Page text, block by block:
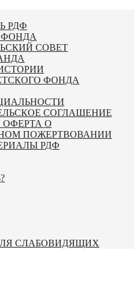
РДФ
ФОНДА
СОВЕТ
ФОНДА
СОГЛАШЕНИЕ
О
ПОЖЕРТВОВАНИИ
РДФ
СЛАБОВИДЯЩИХ